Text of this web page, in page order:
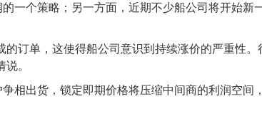
一个策略；另一方面，近期不少船公司将开始新
订单，这使得船公司意识到持续涨价的严重性
。
相出货，锁定即期价格将压缩中间商的利润空间